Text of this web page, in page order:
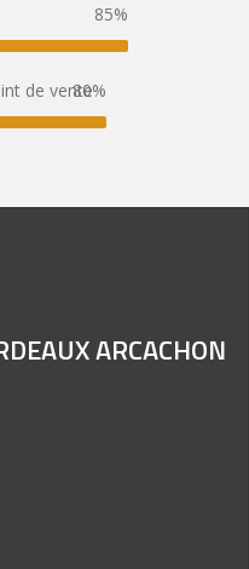
85%
de vente80%
ARCACHON